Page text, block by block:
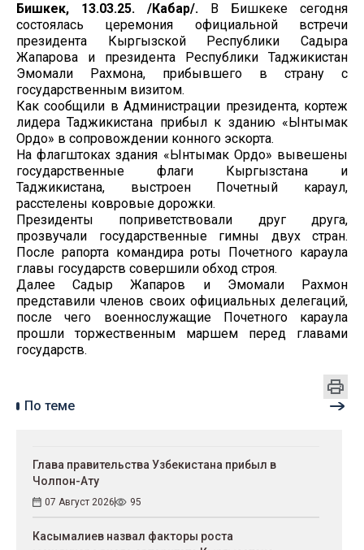
Бишкек, 13.03.25. /Кабар/. В Бишкеке сегодня
состоялась церемония официальной встречи
президента Кыргызской Республики Садыра
Жапарова и президента Республики Таджикистан
Эмомали Рахмона, прибывшего в страну с
государственным визитом.
Как сообщили в Администрации президента, кортеж
лидера Таджикистана прибыл к зданию «Ынтымак
Ордо» в сопровождении конного эскорта.
На флагштоках здания «Ынтымак Ордо» вывешены
государственные флаги Кыргызстана и
Таджикистана, выстроен Почетный караул,
расстелены ковровые дорожки.
Президенты поприветствовали друг друга,
прозвучали государственные гимны двух стран.
После рапорта командира роты Почетного караула
главы государств совершили обход строя.
Далее Садыр Жапаров и Эмомали Рахмон
представили членов своих официальных делегаций,
после чего военнослужащие Почетного караула
прошли торжественным маршем перед главами
государств.
По теме
Глава правительства Узбекистана прибыл в
Чолпон-Ату
07 Август 2026 95
Касымалиев назвал факторы роста